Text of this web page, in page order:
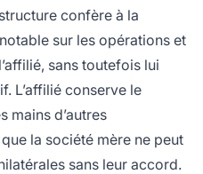
confère à la
sur les opérations et
sans toutefois lui
L’affilié conserve le
mains d’autres
la société mère ne peut
sans leur accord.